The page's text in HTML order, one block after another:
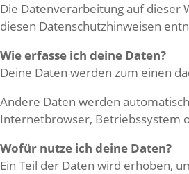
Die Datenverarbeitung auf dieser
diesen Datenschutzhinweisen
Wie erfasse ich deine Daten?
Deine Daten werden zum einen
Andere Daten werden
Internetbrowser, Betriebssystem
Wofür nutze ich deine Daten?
Ein Teil der Daten wird erhoben,